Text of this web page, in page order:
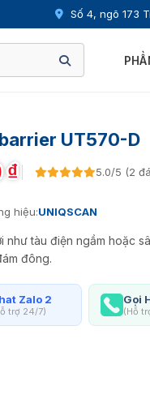
Số 4, ngõ 173
UT570-D
₫ 5.0/5 (2
hiệu:UNIQSCAN
tàu điện ngầm hoặc
đông.
Zalo 2
trợ 24/7)
Gọi
(Hỗ